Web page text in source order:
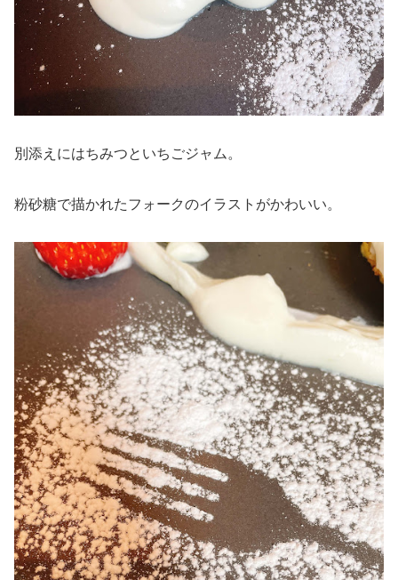
別添えにはちみつといちごジャム。
粉砂糖で描かれたフォークのイラストがかわいい。